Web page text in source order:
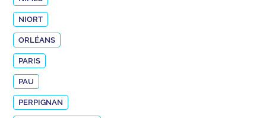
NIORT
ORLÉANS
PARIS
PAU
PERPIGNAN